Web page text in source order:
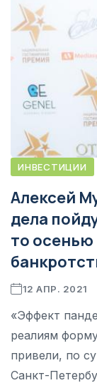
ИНВЕСТИЦИИ
Алексей
дела
то осенью
12 АПР. 2021
«Эффект
реалиям
привели, по
Санкт-